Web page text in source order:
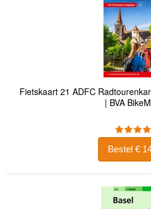
Fietskaart 21 ADFC
| BVA
Bestel